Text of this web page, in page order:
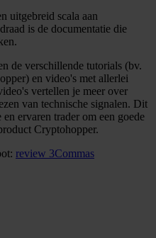
uitgebreid scala aan
is de documentatie die
de verschillende tutorials (bv.
en video's met allerlei
vertellen je meer over
van technische signalen. Dit
ervaren trader om een goede
Cryptohopper.
review 3Commas